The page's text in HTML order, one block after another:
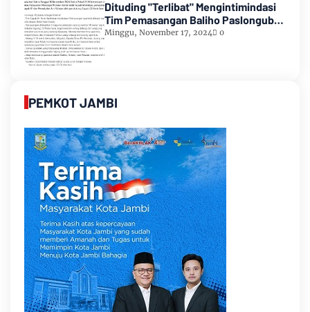
Dituding "Terlibat" Mengintimindasi
Tim Pemasangan Baliho Paslongub
Romi-Sudirman
Minggu, November 17, 2024 0
PEMKOT JAMBI